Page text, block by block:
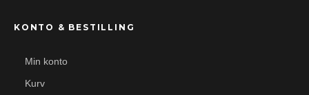
KONTO & BESTILLING
Min konto
Kurv